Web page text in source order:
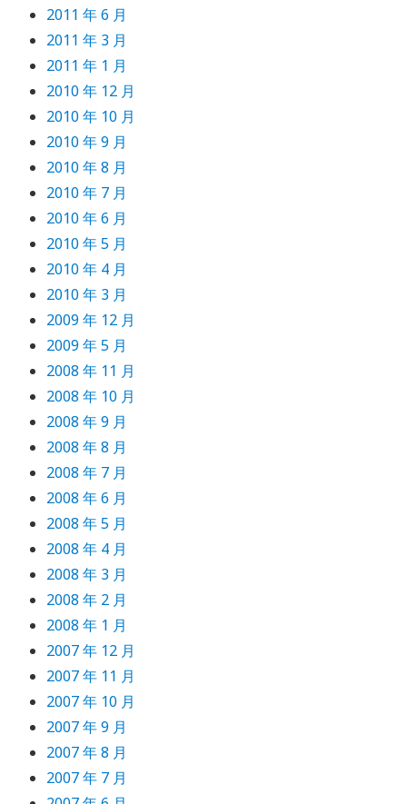
2011 年 6 月
2011 年 3 月
2011 年 1 月
2010 年 12 月
2010 年 10 月
2010 年 9 月
2010 年 8 月
2010 年 7 月
2010 年 6 月
2010 年 5 月
2010 年 4 月
2010 年 3 月
2009 年 12 月
2009 年 5 月
2008 年 11 月
2008 年 10 月
2008 年 9 月
2008 年 8 月
2008 年 7 月
2008 年 6 月
2008 年 5 月
2008 年 4 月
2008 年 3 月
2008 年 2 月
2008 年 1 月
2007 年 12 月
2007 年 11 月
2007 年 10 月
2007 年 9 月
2007 年 8 月
2007 年 7 月